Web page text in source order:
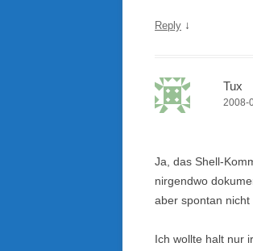
Reply ↓
Tux
2008-
Ja, das Shell-
nirgendwo
aber spontan nicht
Ich wollte halt nur